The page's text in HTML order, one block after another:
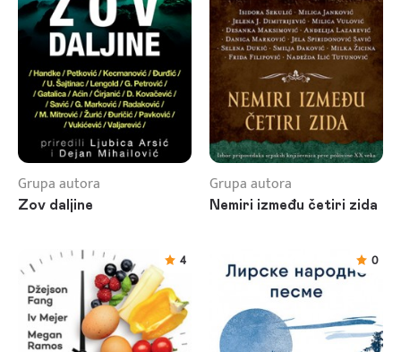
Grupa autora
Zov daljine
Grupa autora
Nemiri između četiri zida
4 0